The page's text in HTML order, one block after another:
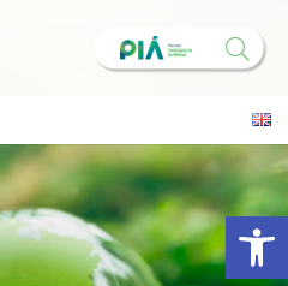
Abrir